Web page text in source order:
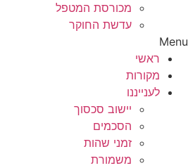
מכורסת המטפל
עדשת החוקר
Menu
ראשי
מקורות
לענייננו
יישוב סכסוך
הסכמים
זמני שהות
משמורת